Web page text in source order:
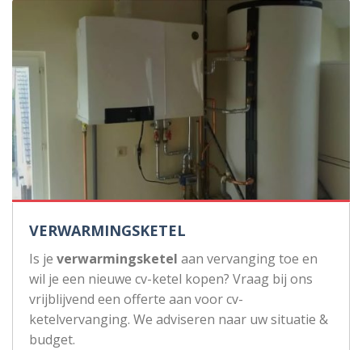
VERWARMINGSKETEL
Is je verwarmingsketel aan vervanging toe en
wil je een nieuwe cv-ketel kopen? Vraag bij ons
vrijblijvend een offerte aan voor cv-
ketelvervanging. We adviseren naar uw situatie &
budget.